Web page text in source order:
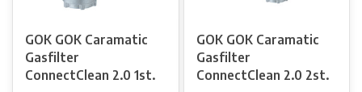
GOK GOK Caramatic
Gasfilter
ConnectClean 2.0 1st.
GOK GOK Caramatic
Gasfilter
ConnectClean 2.0 2st.